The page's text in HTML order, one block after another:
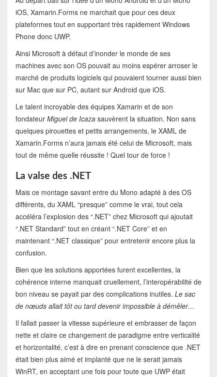
iOS, Xamarin.Forms ne marchait que pour ces deux
plateformes tout en supportant très rapidement Windows
Phone donc UWP.
Ainsi Microsoft à défaut d’inonder le monde de ses
machines avec son OS pouvait au moins espérer arroser le
marché de produits logiciels qui pouvaient tourner aussi bien
sur Mac que sur PC, autant sur Android que iOS.
Le talent incroyable des équipes Xamarin et de son
fondateur Miguel de Icazasauvèrent la situation. Non sans
quelques pirouettes et petits arrangements, le XAML de
Xamarin.Forms n’aura jamais été celui de Microsoft, mais
tout de même quelle réussite ! Quel tour de force !
La valse des .NET
Mais ce montage savant entre du Mono adapté à des OS
différents, du XAML “presque” comme le vrai, tout cela
accéléra l’explosion des “.NET” chez Microsoft qui ajoutait
“.NET Standard” tout en créant “.NET Core” et en
maintenant “.NET classique” pour entretenir encore plus la
confusion.
Bien que les solutions apportées furent excellentes, la
cohérence interne manquait cruellement, l’interopérabilité de
bon niveau se payait par des complications inutiles. Le sac
de nœuds allait tôt ou tard devenir impossible à démêler…
Il fallait passer la vitesse supérieure et embrasser de façon
nette et claire ce changement de paradigme entre verticalité
et horizontalité, c’est à dire en prenant conscience que .NET
était bien plus aimé et implanté que ne le serait jamais
WinRT, en acceptant une fois pour toute que UWP était